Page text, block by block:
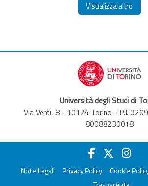
Visualizza altro
Università degli Studi di
Via Verdi, 8 - 10124 Torino - P.I.
80088230018
Note Legali Privacy Policy Cookie